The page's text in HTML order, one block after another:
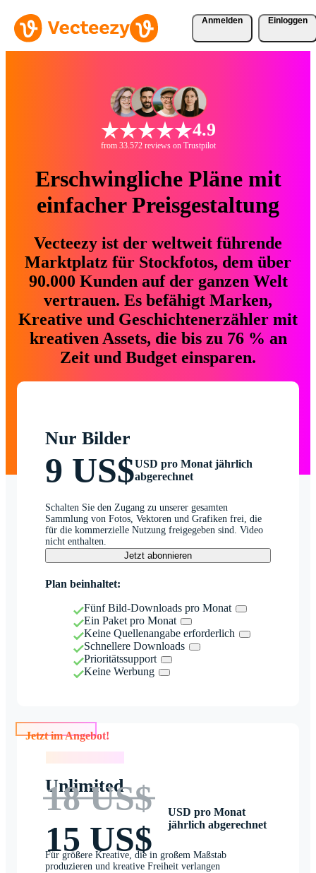
Anmelden Einloggen
4.9
from 33.572 reviews on Trustpilot
Erschwingliche Pläne mit
einfacher Preisgestaltung
Vecteezy ist der weltweit führende
Marktplatz für Stockfotos, dem über
90.000 Kunden auf der ganzen Welt
vertrauen. Es befähigt Marken,
Kreative und Geschichtenerzähler mit
kreativen Assets, die bis zu 76 % an
Zeit und Budget einsparen.
Nur Bilder
9 US$USD pro Monat jährlich
abgerechnet
Schalten Sie den Zugang zu unserer gesamten
Sammlung von Fotos, Vektoren und Grafiken frei, die
für die kommerzielle Nutzung freigegeben sind. Video
nicht enthalten.
Jetzt abonnieren
Plan beinhaltet:
Fünf Bild-Downloads pro Monat
Ein Paket pro Monat
Keine Quellenangabe erforderlich
Schnellere Downloads
Prioritätssupport
Keine Werbung
Jetzt im Angebot!
Unlimited
18 US$
15 US$
USD pro Monat
jährlich abgerechnet
Für größere Kreative, die in großem Maßstab
produzieren und kreative Freiheit verlangen